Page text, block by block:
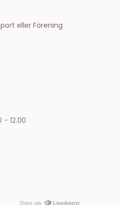
eller Förening
12.00
Drivs via LiveAgent